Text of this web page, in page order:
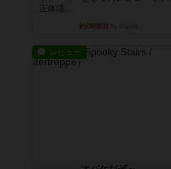
正体隠...
約6時間前
レビュー